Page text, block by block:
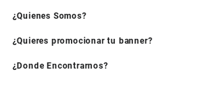
¿Quienes Somos?
¿Quieres promocionar tu banner?
¿Donde Encontrarnos?